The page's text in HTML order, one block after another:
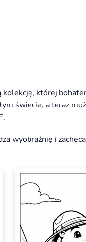
której
świecie, a teraz
wyobraźnię i